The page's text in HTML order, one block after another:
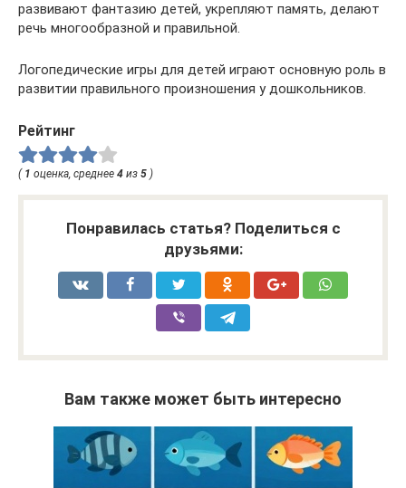
развивают фантазию детей, укрепляют память, делают
речь многообразной и правильной.
Логопедические игры для детей играют основную роль в
развитии правильного произношения у дошкольников.
Рейтинг
( 1 оценка, среднее 4 из 5 )
Понравилась статья? Поделиться с
друзьями:
Вам также может быть интересно